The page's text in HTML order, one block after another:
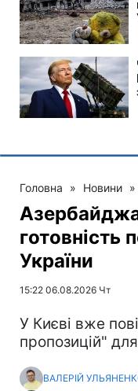
Головна » Новини »
готовність
України
15:22 06.08.2026 Чт
У Києві вже
пропозицій"
ВАЛЕРІЙ